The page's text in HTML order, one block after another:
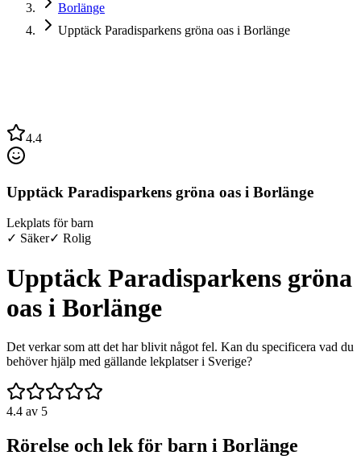
Borlänge
Upptäck Paradisparkens gröna oas i Borlänge
4.4
Upptäck Paradisparkens gröna oas i Borlänge
Lekplats för barn
✓ Säker✓ Rolig
Upptäck Paradisparkens gröna
oas i Borlänge
Det verkar som att det har blivit något fel. Kan du specificera vad du
behöver hjälp med gällande lekplatser i Sverige?
4.4 av 5
Rörelse och lek för barn i Borlänge